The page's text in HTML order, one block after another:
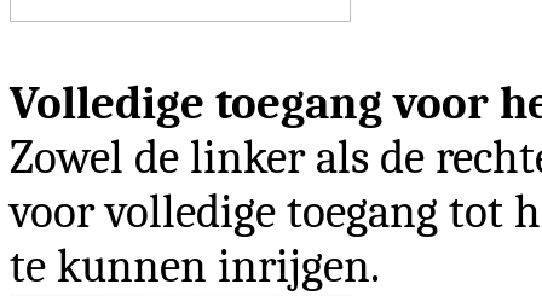
Volledige toegang voor
Zowel de linker als de
voor volledige toegang tot
te kunnen inrijgen.